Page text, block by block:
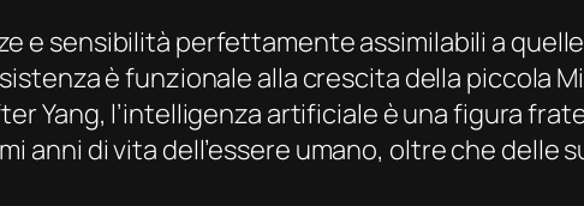
e sensibilità perfettamente assimilabili a
è funzionale alla crescita della piccola
Yang, l’intelligenza artificiale è una figura
anni di vita dell’essere umano, oltre che delle